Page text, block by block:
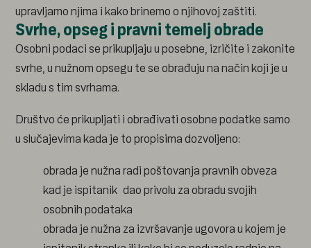
upravljamo njima i kako brinemo o njihovoj zaštiti.
Svrhe, opseg i pravni temelj obrade
Osobni podaci se prikupljaju u posebne, izričite i zakonite
svrhe, u nužnom opsegu te se obrađuju na način koji je u
skladu s tim svrhama.
Društvo će prikupljati i obrađivati osobne podatke samo
u slučajevima kada je to propisima dozvoljeno:
obrada je nužna radi poštovanja pravnih obveza
kad je ispitanik dao privolu za obradu svojih
osobnih podataka
obrada je nužna za izvršavanje ugovora u kojem je